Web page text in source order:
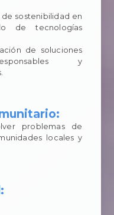
sostenibilidad en
de tecnologías
de soluciones
y
problemas de
locales y